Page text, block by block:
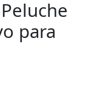
para